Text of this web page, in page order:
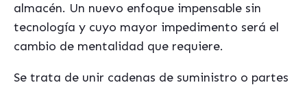
almacén. Un nuevo enfoque impensable sin
tecnología y cuyo mayor impedimento será el
cambio de mentalidad que requiere.
Se trata de unir cadenas de suministro o partes